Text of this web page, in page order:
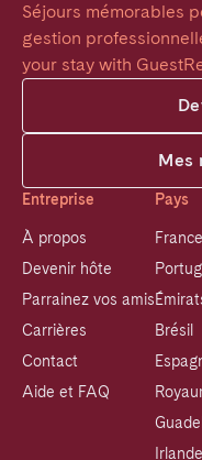
Séjours mémorables
gestion
your stay with
Mes
Entreprise
À propos
Devenir hôte
Parrainez vos amis
Carrières
Contact
Aide et FAQ
Pays
France
Brésil
Irlande